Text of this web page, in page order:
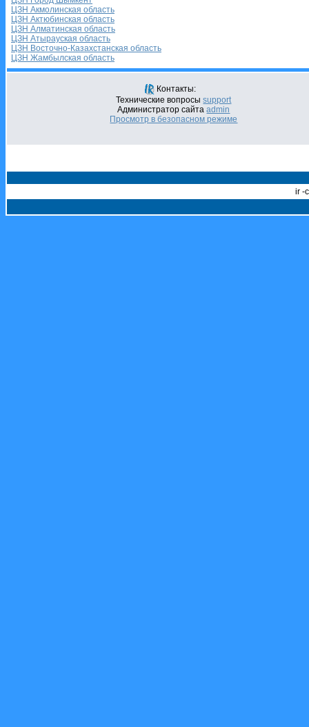
ЦЗН Акмолинская область
ЦЗН Актюбинская область
ЦЗН Алматинская область
ЦЗН Атырауская область
ЦЗН Восточно-Казахстанская область
ЦЗН Жамбылская область
Контакты:
Технические вопросыsupport
Администратор сайтаadmin
Просмотр в безопасном режиме
ir -